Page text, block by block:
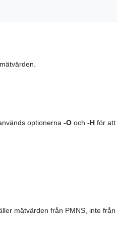
optionerna -O och -H för att
mätvärden från PMNS, inte från